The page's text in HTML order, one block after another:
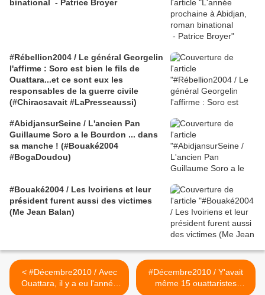
binational - Patrice Broyer
#Rébellion2004 / Le général Georgelin
l'affirme : Soro est bien le fils de
Ouattara...et ce sont eux les
responsables de la guerre civile
(#Chiracsavait #LaPresseaussi)
#AbidjansurSeine / L'ancien Pan
Guillaume Soro a le Bourdon ... dans
sa manche ! (#Bouaké2004
#BogaDoudou)
#Bouaké2004 / Les Ivoiriens et leur
président furent aussi des victimes
(Me Jean Balan)
< #Décembre2010 / Avec
Ouattara, il y a eu l'année
#Décembre2010 / Y'avait
même 15 ouattaristes